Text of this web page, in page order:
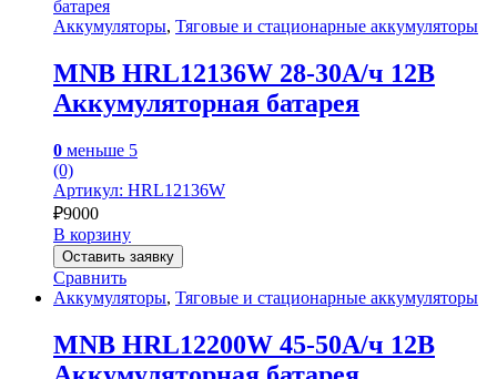
Аккумуляторы, Тяговые и стационарные аккумуляторы
MNB HRL12136W 28-30А/ч 12В
Аккумуляторная батарея
0 меньше 5
(0)
Артикул: HRL12136W
₽9000
В корзину
Оставить заявку
Сравнить
Аккумуляторы, Тяговые и стационарные аккумуляторы
MNB HRL12200W 45-50А/ч 12В